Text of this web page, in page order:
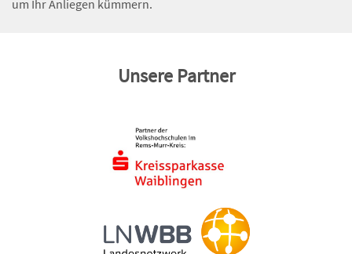
um Ihr Anliegen kümmern.
Unsere Partner